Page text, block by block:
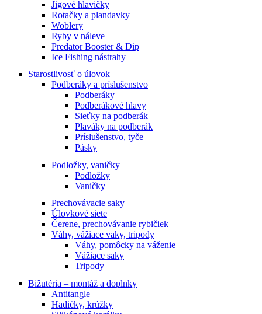
Jigové hlavičky
Rotačky a plandavky
Woblery
Ryby v náleve
Predator Booster & Dip
Ice Fishing nástrahy
Starostlivosť o úlovok
Podberáky a príslušenstvo
Podberáky
Podberákové hlavy
Sieťky na podberák
Plaváky na podberák
Príslušenstvo, tyče
Pásky
Podložky, vaničky
Podložky
Vaničky
Prechovávacie saky
Úlovkové siete
Čerene, prechovávanie rybičiek
Váhy, vážiace vaky, tripody
Váhy, pomôcky na váženie
Vážiace saky
Tripody
Bižutéria – montáž a doplnky
Antitangle
Hadičky, krúžky